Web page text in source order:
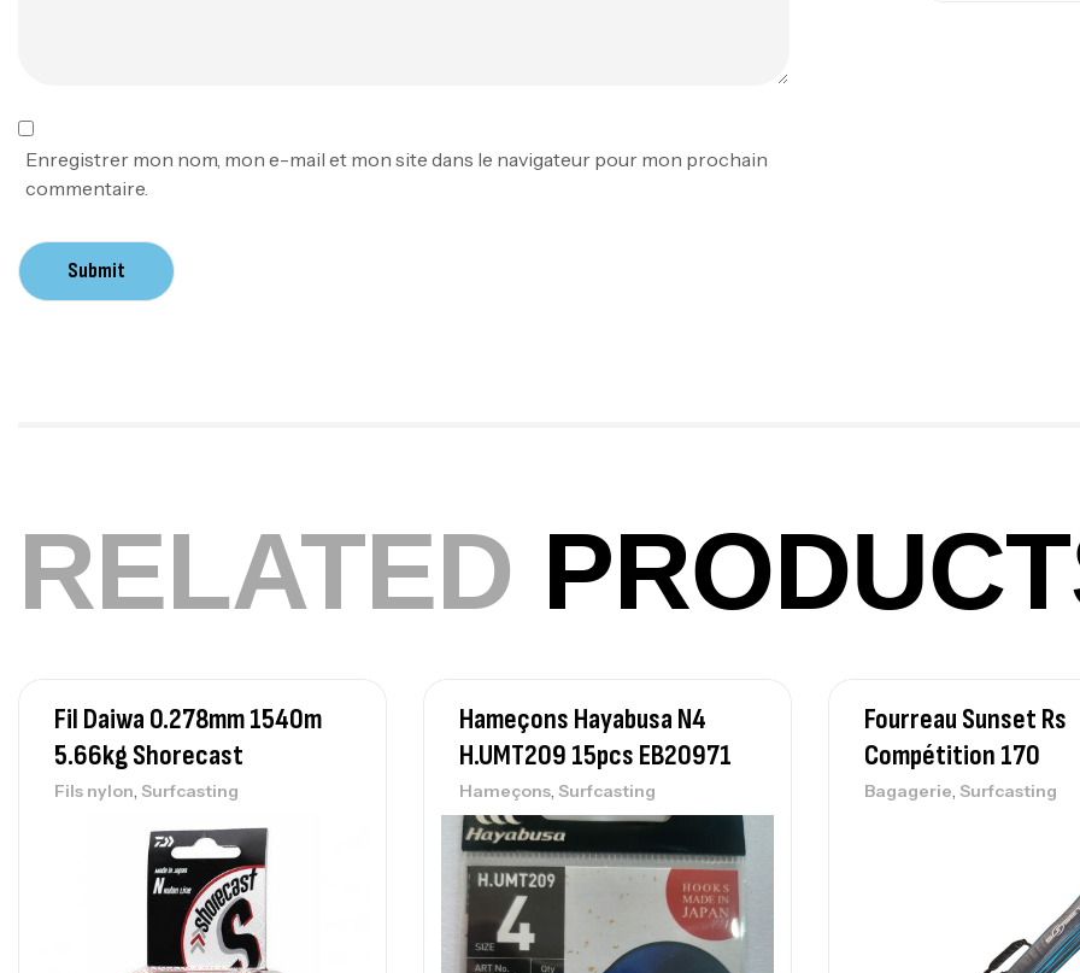
Enregistrer mon nom, mon e-mail et mon site dans le navigateur pour mon prochain
commentaire.
Submit
RELATED
Fil Daiwa 0.278mm 1540m
5.66kg Shorecast
Fils nylon, Surfcasting
Hameçons Hayabusa N4
H.UMT209 15pcs EB20971
Hameçons, Surfcasting
Fourreau Sunset Rs
Compétition 170
Bagagerie, Surfcasting